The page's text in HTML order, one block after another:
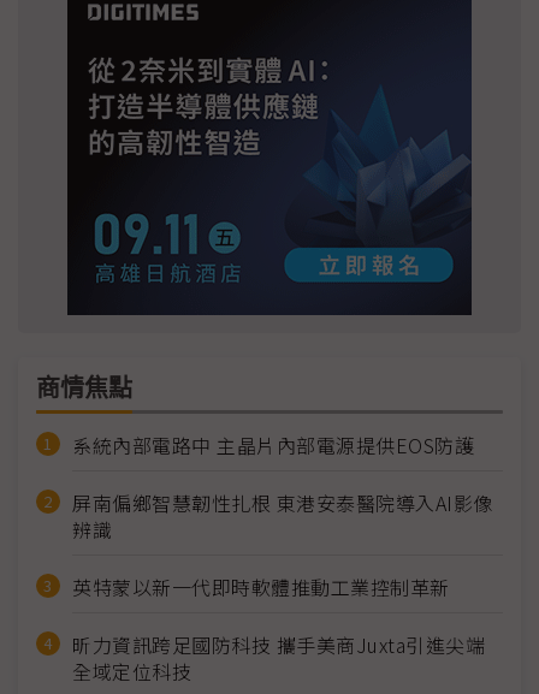
商情焦點
系統內部電路中 主晶片內部電源提供EOS防護
屏南偏鄉智慧韌性扎根 東港安泰醫院導入AI影像
辨識
英特蒙以新一代即時軟體推動工業控制革新
昕力資訊跨足國防科技 攜手美商Juxta引進尖端
全域定位科技